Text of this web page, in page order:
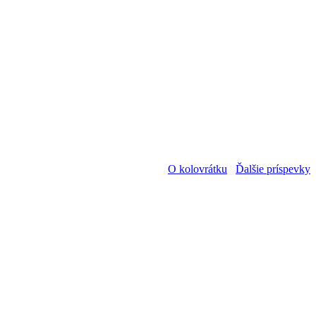
O kolovrátku
Ďalšie príspevky